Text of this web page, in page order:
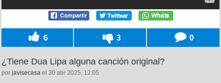
6 3 0
¿Tiene Dua Lipa alguna canción original?
por javisecasa el 30 abr 2025, 12:05